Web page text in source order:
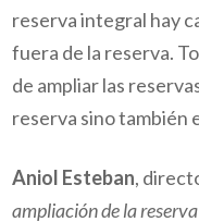
reserva integral hay
fuera de la reserva.
de ampliar las
reserva sino también
Aniol Esteban,
ampliación de la